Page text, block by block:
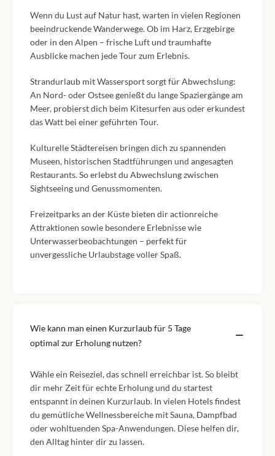
Wenn du Lust auf Natur hast, warten in vielen Regionen
beeindruckende Wanderwege. Ob im Harz, Erzgebirge
oder in den Alpen – frische Luft und traumhafte
Ausblicke machen jede Tour zum Erlebnis.
Strandurlaub mit Wassersport sorgt für Abwechslung:
An Nord- oder Ostsee genießt du lange Spaziergänge am
Meer, probierst dich beim Kitesurfen aus oder erkundest
das Watt bei einer geführten Tour.
Kulturelle Städtereisen bringen dich zu spannenden
Museen, historischen Stadtführungen und angesagten
Restaurants. So erlebst du Abwechslung zwischen
Sightseeing und Genussmomenten.
Freizeitparks an der Küste bieten dir actionreiche
Attraktionen sowie besondere Erlebnisse wie
Unterwasserbeobachtungen – perfekt für
unvergessliche Urlaubstage voller Spaß.
Wie kann man einen Kurzurlaub für 5 Tage
optimal zur Erholung nutzen?
Wähle ein Reiseziel, das schnell erreichbar ist. So bleibt
dir mehr Zeit für echte Erholung und du startest
entspannt in deinen Kurzurlaub. In vielen Hotels findest
du gemütliche Wellnessbereiche mit Sauna, Dampfbad
oder wohltuenden Spa-Anwendungen. Diese helfen dir,
den Alltag hinter dir zu lassen.